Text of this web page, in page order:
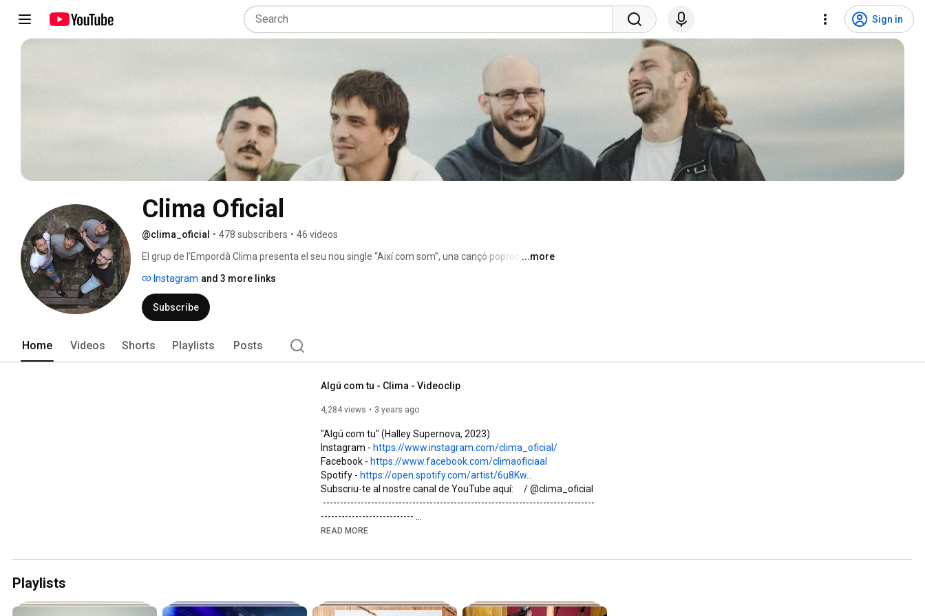
Sign in
Clima Oficial
@clima_oficial • 478 subscribers • 46 videos
El grup de l’Empordà Clima presenta el seu nou single “Així com som”, una cançó poprock que
...more
Instagram and 3 more links
Subscribe
Home Videos Shorts Playlists Posts
Algú com tu - Clima - Videoclip
4,284 views 3 years ago
"Algú com tu" (Halley Supernova, 2023)
Instagram - https://www.instagram.com/clima_oficial/
Facebook - https://www.facebook.com/climaoficiaal
Spotify - https://open.spotify.com/artist/6u8Kw...
Subscriu-te al nostre canal de YouTube aquí:     / @clima_oficial
-------------------------------------------------------------------------------
---------------------------
Què fas, mirant al buit, veient passar al davant la vida.
Si no fas res què vols que passi.
Equivocar-se és sempre fer un pas endavant, no provar-ho és
tirar enrere.
READ MORE
Playlists